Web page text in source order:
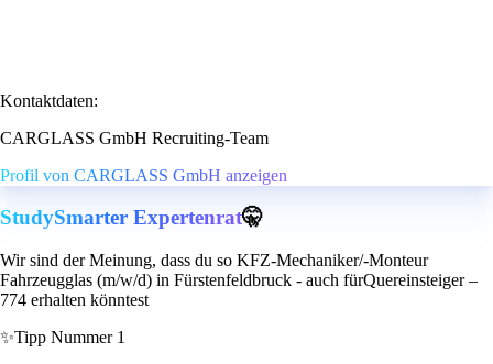
Kontaktdaten:
CARGLASS GmbH Recruiting-Team
Profil von CARGLASS GmbH anzeigen
StudySmarter Expertenrat🤫
Wir sind der Meinung, dass du so KFZ-Mechaniker/-Monteur
Fahrzeugglas (m/w/d) in Fürstenfeldbruck - auch fürQuereinsteiger –
774 erhalten könntest
✨Tipp Nummer 1